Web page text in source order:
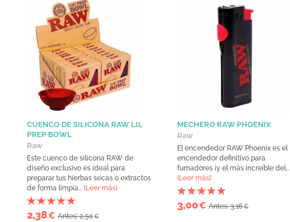
CUENCO DE SILICONA RAW LIL
PREP BOWL
Raw
Este cuenco de silicona RAW de
diseño exclusivo es ideal para
preparar tus hierbas secas o extractos
de forma limpia... [Leer más]
2,38€ Antes: 2,50€
MECHERO RAW PHOENIX
Raw
El encendedor RAW Phoenix es el
encendedor definitivo para
fumadores ¡y el más increíble del...
[Leer más]
3,00€ Antes: 3,16€